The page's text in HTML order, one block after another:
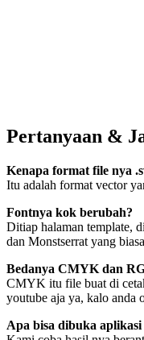
Pertanyaan &
Kenapa format file nya
Itu adalah format vector
Fontnya kok berubah?
Ditiap halaman template,
dan Monstserrat yang
Bedanya CMYK dan
CMYK itu file buat di
youtube aja ya, kalo anda
Apa bisa dibuka